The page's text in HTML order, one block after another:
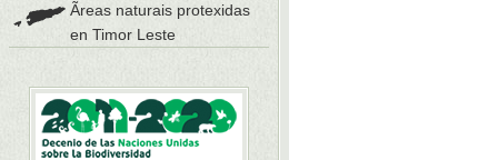
Ãreas naturais protexidas
en Timor Leste